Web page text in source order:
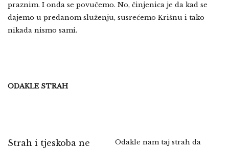
praznim. I onda se povučemo. No, činjenica je da kad se
dajemo u predanom služenju, susrećemo Krišnu i tako
nikada nismo sami.
ODAKLE STRAH
Strah i tjeskoba ne
Odakle nam taj strah da